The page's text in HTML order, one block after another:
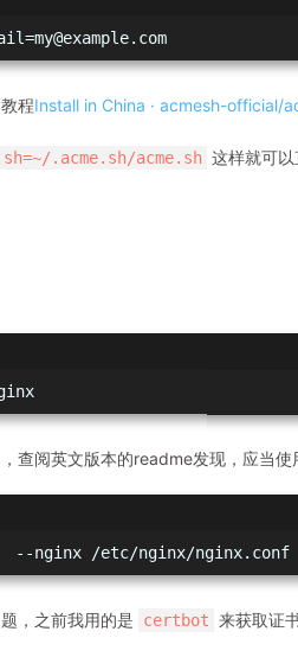
程Install in China · acmesh-official/
.acme.sh/acme.sh 这样就可
查阅英文版本的readme发现，应当使
--nginx /etc/nginx/nginx.conf
，之前我用的是 certbot 来获取证